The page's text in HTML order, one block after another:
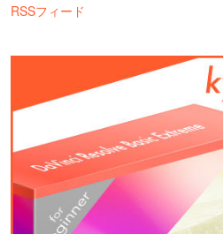
RSSフィード